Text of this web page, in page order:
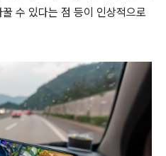
수 있다는 점 등이 인상적으로